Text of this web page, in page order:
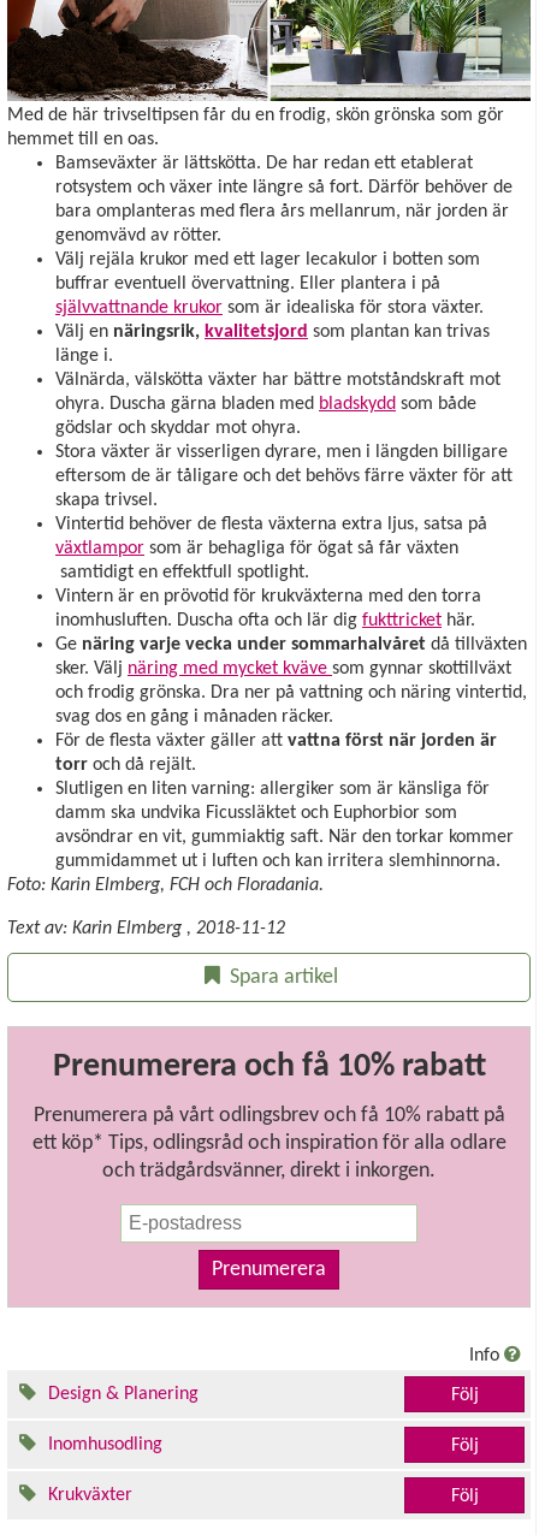
Med de här trivseltipsen får du en frodig, skön grönska som gör
hemmet till en oas.
Bamseväxter är lättskötta. De har redan ett etablerat
rotsystem och växer inte längre så fort. Därför behöver de
bara omplanteras med flera års mellanrum, när jorden är
genomvävd av rötter.
Välj rejäla krukor med ett lager lecakulor i botten som
buffrar eventuell övervattning. Eller plantera i på
självvattnande krukor som är idealiska för stora växter.
Välj en näringsrik, kvalitetsjord som plantan kan trivas
länge i.
Välnärda, välskötta växter har bättre motståndskraft mot
ohyra. Duscha gärna bladen med bladskydd som både
gödslar och skyddar mot ohyra.
Stora växter är visserligen dyrare, men i längden billigare
eftersom de är tåligare och det behövs färre växter för att
skapa trivsel.
Vintertid behöver de flesta växterna extra ljus, satsa på
växtlampor som är behagliga för ögat så får växten
samtidigt en effektfull spotlight.
Vintern är en prövotid för krukväxterna med den torra
inomhusluften. Duscha ofta och lär dig fukttricket här.
Ge näring varje vecka under sommarhalvåret då tillväxten
sker. Välj näring med mycket kväve som gynnar skottillväxt
och frodig grönska. Dra ner på vattning och näring vintertid,
svag dos en gång i månaden räcker.
För de flesta växter gäller att vattna först när jorden är
torr och då rejält.
Slutligen en liten varning: allergiker som är känsliga för
damm ska undvika Ficussläktet och Euphorbior som
avsöndrar en vit, gummiaktig saft. När den torkar kommer
gummidammet ut i luften och kan irritera slemhinnorna.
Foto: Karin Elmberg, FCH och Floradania.
Text av: Karin Elmberg , 2018-11-12
Spara artikel
Prenumerera och få 10% rabatt
Prenumerera på vårt odlingsbrev och få 10% rabatt på
ett köp* Tips, odlingsråd och inspiration för alla odlare
och trädgårdsvänner, direkt i inkorgen.
Prenumerera
Info
Design & Planering
Följ
Inomhusodling Följ
Krukväxter Följ